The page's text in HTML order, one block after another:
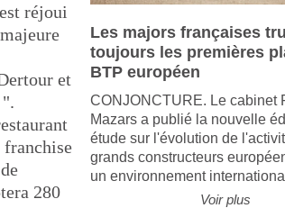
réjoui
et
280
Les majors françaises
toujours les premières
BTP européen
CONJONCTURE. Le cabinet
Mazars a publié la nouvelle
étude sur l'évolution de
grands constructeurs
un environnement
Voir plus